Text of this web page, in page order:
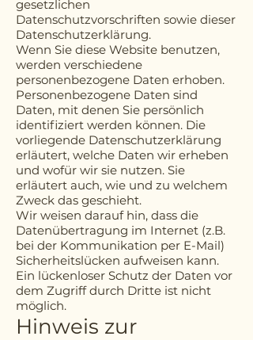
gesetzlichen
Datenschutzvorschriften sowie dieser
Datenschutzerklärung.
Wenn Sie diese Website benutzen,
werden verschiedene
personenbezogene Daten erhoben.
Personenbezogene Daten sind
Daten, mit denen Sie persönlich
identifiziert werden können. Die
vorliegende Datenschutzerklärung
erläutert, welche Daten wir erheben
und wofür wir sie nutzen. Sie
erläutert auch, wie und zu welchem
Zweck das geschieht.
Wir weisen darauf hin, dass die
Datenübertragung im Internet (z.B.
bei der Kommunikation per E-Mail)
Sicherheitslücken aufweisen kann.
Ein lückenloser Schutz der Daten vor
dem Zugriff durch Dritte ist nicht
möglich.
Hinweis zur